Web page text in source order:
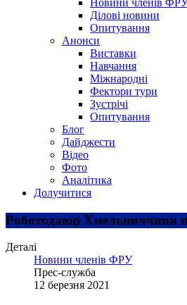
Новини членів
Ділові новини
Опитування
Анонси
Виставки
Навчання
Міжнародні
Фектори тури
Зустрічі
Опитування
Блог
Дайджести
Відео
Фото
Аналітика
Долучитися
Роботодавці Хмельниччини
Деталі
Новини членів ФРУ
Прес-служба
12 березня 2021